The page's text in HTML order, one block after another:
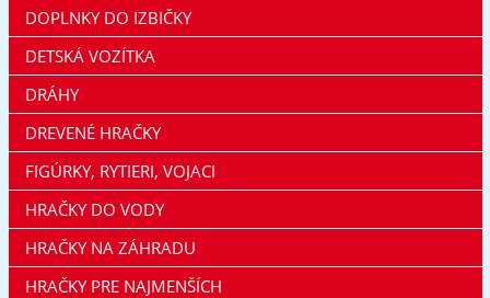
DOPLNKY DO IZBIČKY
DETSKÁ VOZÍTKA
DRÁHY
DREVENÉ HRAČKY
FIGÚRKY, RYTIERI, VOJACI
HRAČKY DO VODY
HRAČKY NA ZÁHRADU
HRAČKY PRE NAJMENŠÍCH